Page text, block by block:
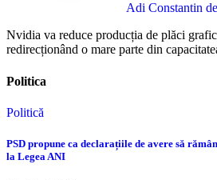
Adi Constantin
Nvidia va reduce producția de plăci grafice RTX 5000,
redirecționând o mare parte din
Politica
Politică
PSD propune ca declarațiile de avere să
la Legea ANI